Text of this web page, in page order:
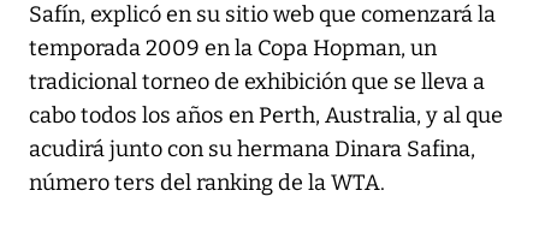
Safín, explicó en su sitio web que comenzará la
temporada 2009 en la Copa Hopman, un
tradicional torneo de exhibición que se lleva a
cabo todos los años en Perth, Australia, y al que
acudirá junto con su hermana Dinara Safina,
número ters del ranking de la WTA.